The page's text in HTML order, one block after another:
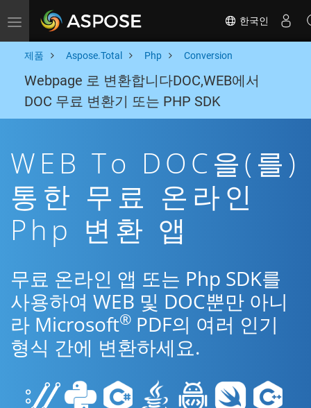
Toggle navigation 한국인
제품 Aspose.Total Php Conversion
Webpage 로 변환합니다DOC,WEB에서
DOC 무료 변환기 또는 PHP SDK
WEB To DOC을(를)
통한 무료 온라인
Php 변환 앱
무료 온라인 앱 또는 Php SDK를
사용하여 WEB 및 DOC뿐만 아니
라 Microsoft® PDF의 여러 인기
형식 간에 변환하세요.